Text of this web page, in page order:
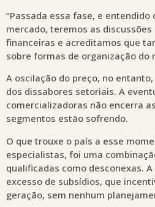
“Passada essa fase, e
mercado, teremos as
financeiras e acreditamos que
sobre formas de organização do
A oscilação do preço, no
dos dissabores setoriais. A
comercializadoras não encerra
segmentos estão sofrendo.
O que trouxe o país a esse
especialistas, foi uma
qualificadas como desconexas.
excesso de subsídios, que
geração, sem nenhum